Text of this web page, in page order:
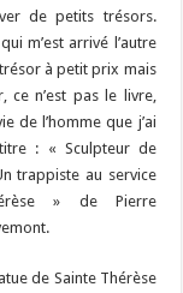
de petits trésors.
qui m’est arrivé l’autre
à petit prix mais
ce n’est pas le livre,
de l’homme que j’ai
: « Sculpteur de
trappiste au service
» de Pierre
de Sainte Thérèse